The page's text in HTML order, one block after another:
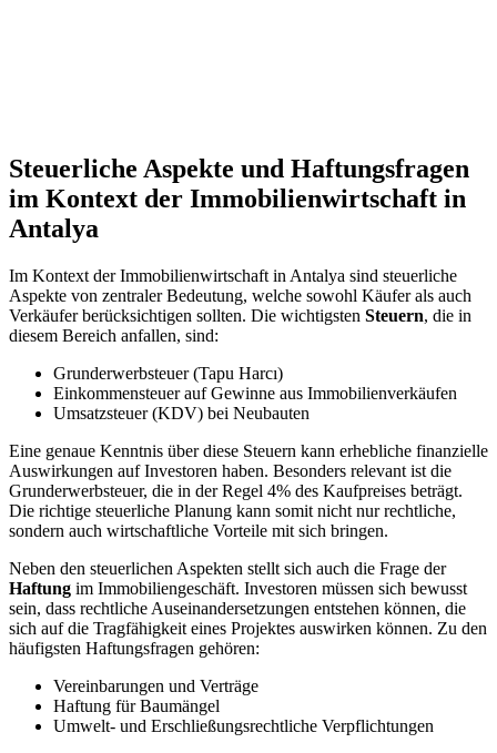
Steuerliche Aspekte und Haftungsfragen
im Kontext‌ der Immobilienwirtschaft in
Antalya
Im Kontext der Immobilienwirtschaft in Antalya sind steuerliche
Aspekte von zentraler Bedeutung, welche sowohl Käufer als auch
Verkäufer berücksichtigen sollten. Die wichtigsten Steuern, die in⁣
diesem Bereich anfallen, sind:
Grunderwerbsteuer (Tapu Harcı)
Einkommensteuer auf Gewinne aus Immobilienverkäufen
Umsatzsteuer (KDV) bei⁣ Neubauten
Eine genaue Kenntnis über diese Steuern kann erhebliche finanzielle
Auswirkungen auf Investoren ‌haben. Besonders relevant ist die
Grunderwerbsteuer, ⁣die in der Regel 4% ‌des​ Kaufpreises beträgt.
Die richtige steuerliche Planung kann somit nicht nur rechtliche,
sondern auch wirtschaftliche Vorteile mit sich bringen.
Neben den steuerlichen Aspekten stellt sich auch die Frage ⁤der
Haftung im Immobiliengeschäft. ​Investoren müssen sich bewusst
sein, dass rechtliche Auseinandersetzungen entstehen können, die
‌sich auf die Tragfähigkeit eines Projektes auswirken können. Zu ‌den
häufigsten Haftungsfragen gehören:
Vereinbarungen und Verträge
Haftung für Baumängel
Umwelt-​ und Erschließungsrechtliche Verpflichtungen